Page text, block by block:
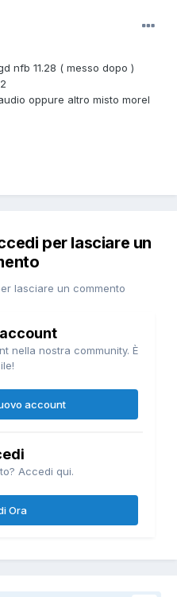
nfb 11.28 ( messo dopo )
oppure altro misto morel
per lasciare un
lasciare un commento
nella nostra community. È
account
Accedi qui.
Ora